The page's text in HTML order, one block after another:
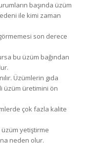
başında üzüm
ile kimi zaman
son derece
bu üzüm bağından
Üzümlerin gıda
üzüm üretimini ön
çok fazla kalite
yetiştirme
neden olur.